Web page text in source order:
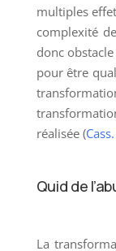
multiples
complexité
donc
pour être
réalisée (
Quid de
La